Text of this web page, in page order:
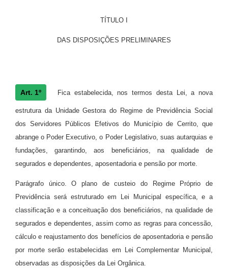
TÍTULO I
DAS DISPOSIÇÕES PRELIMINARES
Art. 1º Fica estabelecida, nos termos desta Lei, a nova
estrutura da Unidade Gestora do Regime de Previdência Social
dos Servidores Públicos Efetivos do Município de Cerrito, que
abrange o Poder Executivo, o Poder Legislativo, suas autarquias e
fundações, garantindo, aos beneficiários, na qualidade de
segurados e dependentes, aposentadoria e pensão por morte.
Parágrafo único. O plano de custeio do Regime Próprio de
Previdência será estruturado em Lei Municipal específica, e a
classificação e a conceituação dos beneficiários, na qualidade de
segurados e dependentes, assim como as regras para concessão,
cálculo e reajustamento dos benefícios de aposentadoria e pensão
por morte serão estabelecidas em Lei Complementar Municipal,
observadas as disposições da Lei Orgânica.